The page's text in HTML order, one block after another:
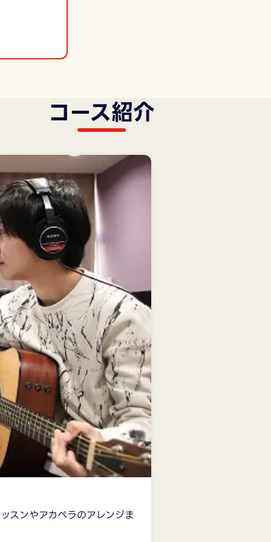
コース紹介
スンやアカペラのアレンジま